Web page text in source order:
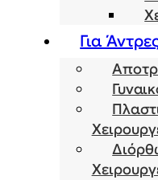
Για